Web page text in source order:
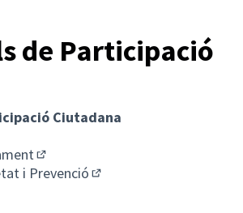
de Participació
Ciutadana
en una pestanya nova)
(Obrir en una pestanya nova)
i Prevenció